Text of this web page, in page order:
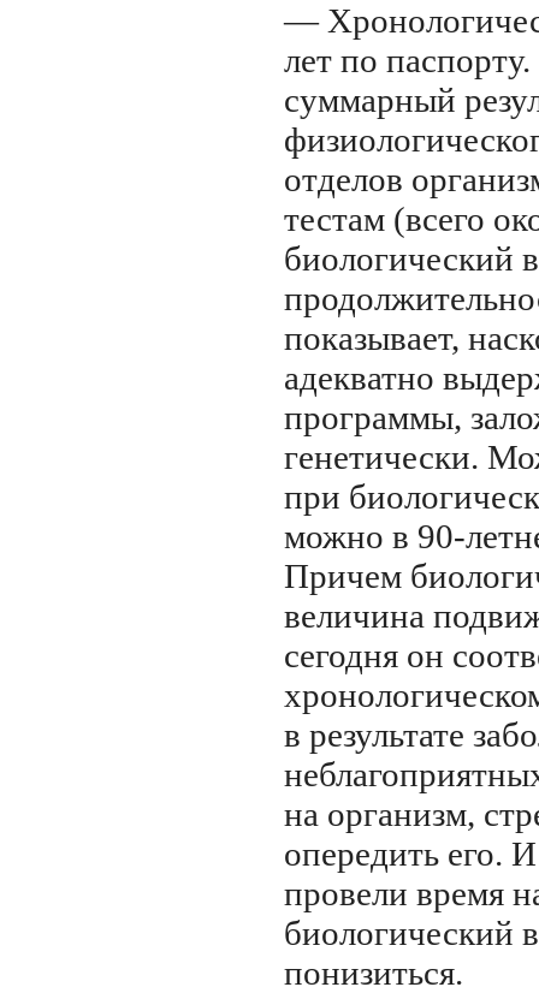
—
лет по
суммарный
отделов
тестам (всего
биологический
показывает,
адекватно
программы,
генетически.
при
можно в 90-
Причем
величина
сегодня он
в результате
на организм,
опередить его.
провели время
биологический
понизиться.